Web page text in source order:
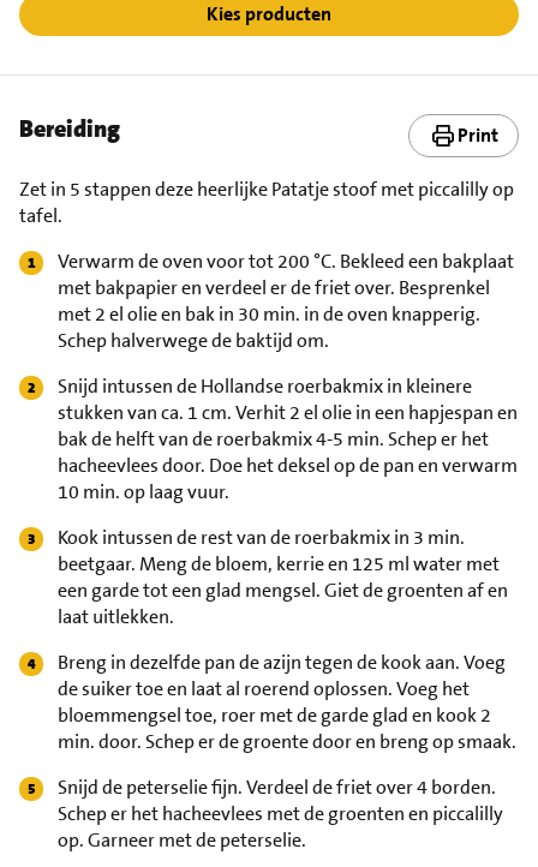
Kies producten
Bereiding Print
Zet in 5 stappen deze heerlijke Patatje stoof met piccalilly op
tafel.
Verwarm de oven voor tot 200 °C. Bekleed een bakplaat
met bakpapier en verdeel er de friet over. Besprenkel
met 2 el olie en bak in 30 min. in de oven knapperig.
Schep halverwege de baktijd om.
Snijd intussen de Hollandse roerbakmix in kleinere
stukken van ca. 1 cm. Verhit 2 el olie in een hapjespan en
bak de helft van de roerbakmix 4-5 min. Schep er het
hacheevlees door. Doe het deksel op de pan en verwarm
10 min. op laag vuur.
Kook intussen de rest van de roerbakmix in 3 min.
beetgaar. Meng de bloem, kerrie en 125 ml water met
een garde tot een glad mengsel. Giet de groenten af en
laat uitlekken.
Breng in dezelfde pan de azijn tegen de kook aan. Voeg
de suiker toe en laat al roerend oplossen. Voeg het
bloemmengsel toe, roer met de garde glad en kook 2
min. door. Schep er de groente door en breng op smaak.
Snijd de peterselie fijn. Verdeel de friet over 4 borden.
Schep er het hacheevlees met de groenten en piccalilly
op. Garneer met de peterselie.